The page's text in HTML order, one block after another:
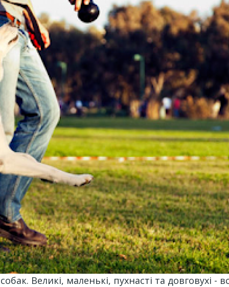
Великі, маленькі, пухнасті та довговухі -